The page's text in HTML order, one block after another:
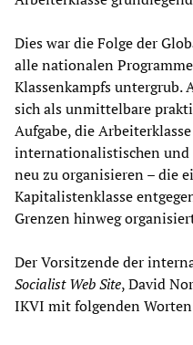
Dies war die Folge der
alle nationalen
Klassenkampfs untergrub.
sich als unmittelbare
Aufgabe, die
internationalistischen und
neu zu organisieren – die
Kapitalistenklasse
Grenzen hinweg
Der Vorsitzende der
Socialist Web Site, David
IKVI mit folgenden